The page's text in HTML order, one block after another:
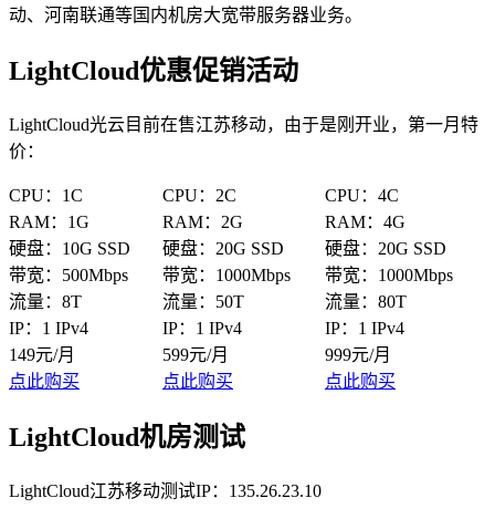
动、河南联通等国内机房大宽带服务器业务。
LightCloud优惠促销活动
LightCloud光云目前在售江苏移动，由于是刚开业，第一月特
价：
CPU：1C CPU：2C
CPU：4C
RAM：1G
RAM：2G
RAM：4G
硬盘：10G SSD
硬盘：20G SSD
硬盘：20G SSD
带宽：500Mbps
带宽：1000Mbps
带宽：1000Mbps
流量：8T
流量：50T
流量：80T
IP：1 IPv4
IP：1 IPv4
IP：1 IPv4
149元/月
599元/月
999元/月
点此购买
点此购买 点此购买
LightCloud机房测试
LightCloud江苏移动测试IP：135.26.23.10